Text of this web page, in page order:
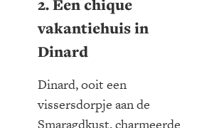
2. Een chique
vakantiehuis in
Dinard
Dinard, ooit een
vissersdorpje aan de
Smaragdkust, charmeerde